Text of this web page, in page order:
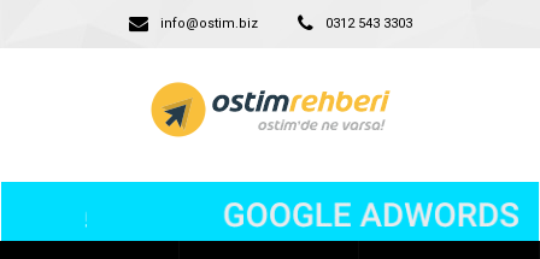
info@ostim.biz 0312 543 3303